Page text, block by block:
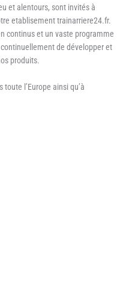
et alentours, sont invités à
etablisement trainarriere24.fr.
continus et un vaste programme
de développer et
produits.
l’Europe ainsi qu’à